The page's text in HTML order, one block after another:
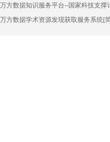
万方数据知识服务平台--国家科技支
万方数据学术资源发现获取服务系统[